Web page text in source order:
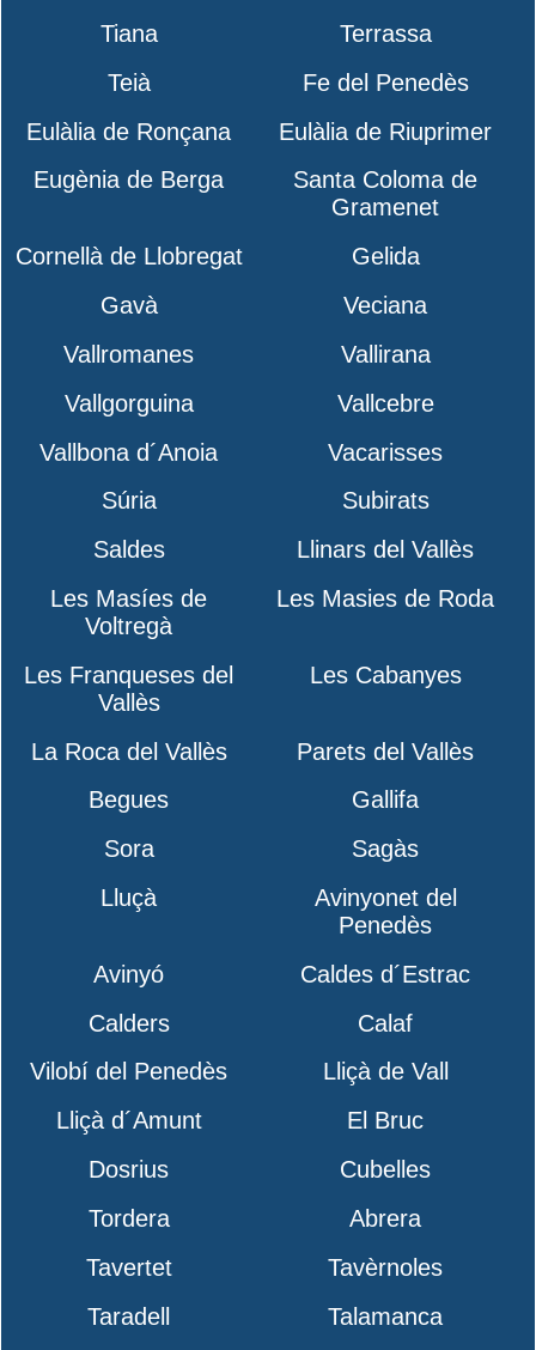
Tiana
Terrassa
Teià
Fe del Penedès
Eulàlia de Ronçana
Eulàlia de Riuprimer
Eugènia de Berga
Santa Coloma de
Gramenet
Cornellà de Llobregat
Gelida
Gavà
Veciana
Vallromanes
Vallirana
Vallgorguina
Vallcebre
Vallbona d´Anoia
Vacarisses
Súria
Subirats
Saldes
Llinars del Vallès
Les Masíes de
Voltregà
Les Masies de Roda
Les Franqueses del
Vallès
Les Cabanyes
La Roca del Vallès
Parets del Vallès
Begues
Gallifa
Sora
Sagàs
Lluçà
Avinyonet del
Penedès
Avinyó
Caldes d´Estrac
Calders
Calaf
Vilobí del Penedès
Lliçà de Vall
Lliçà d´Amunt
El Bruc
Dosrius
Cubelles
Tordera
Abrera
Tavertet
Tavèrnoles
Taradell
Talamanca